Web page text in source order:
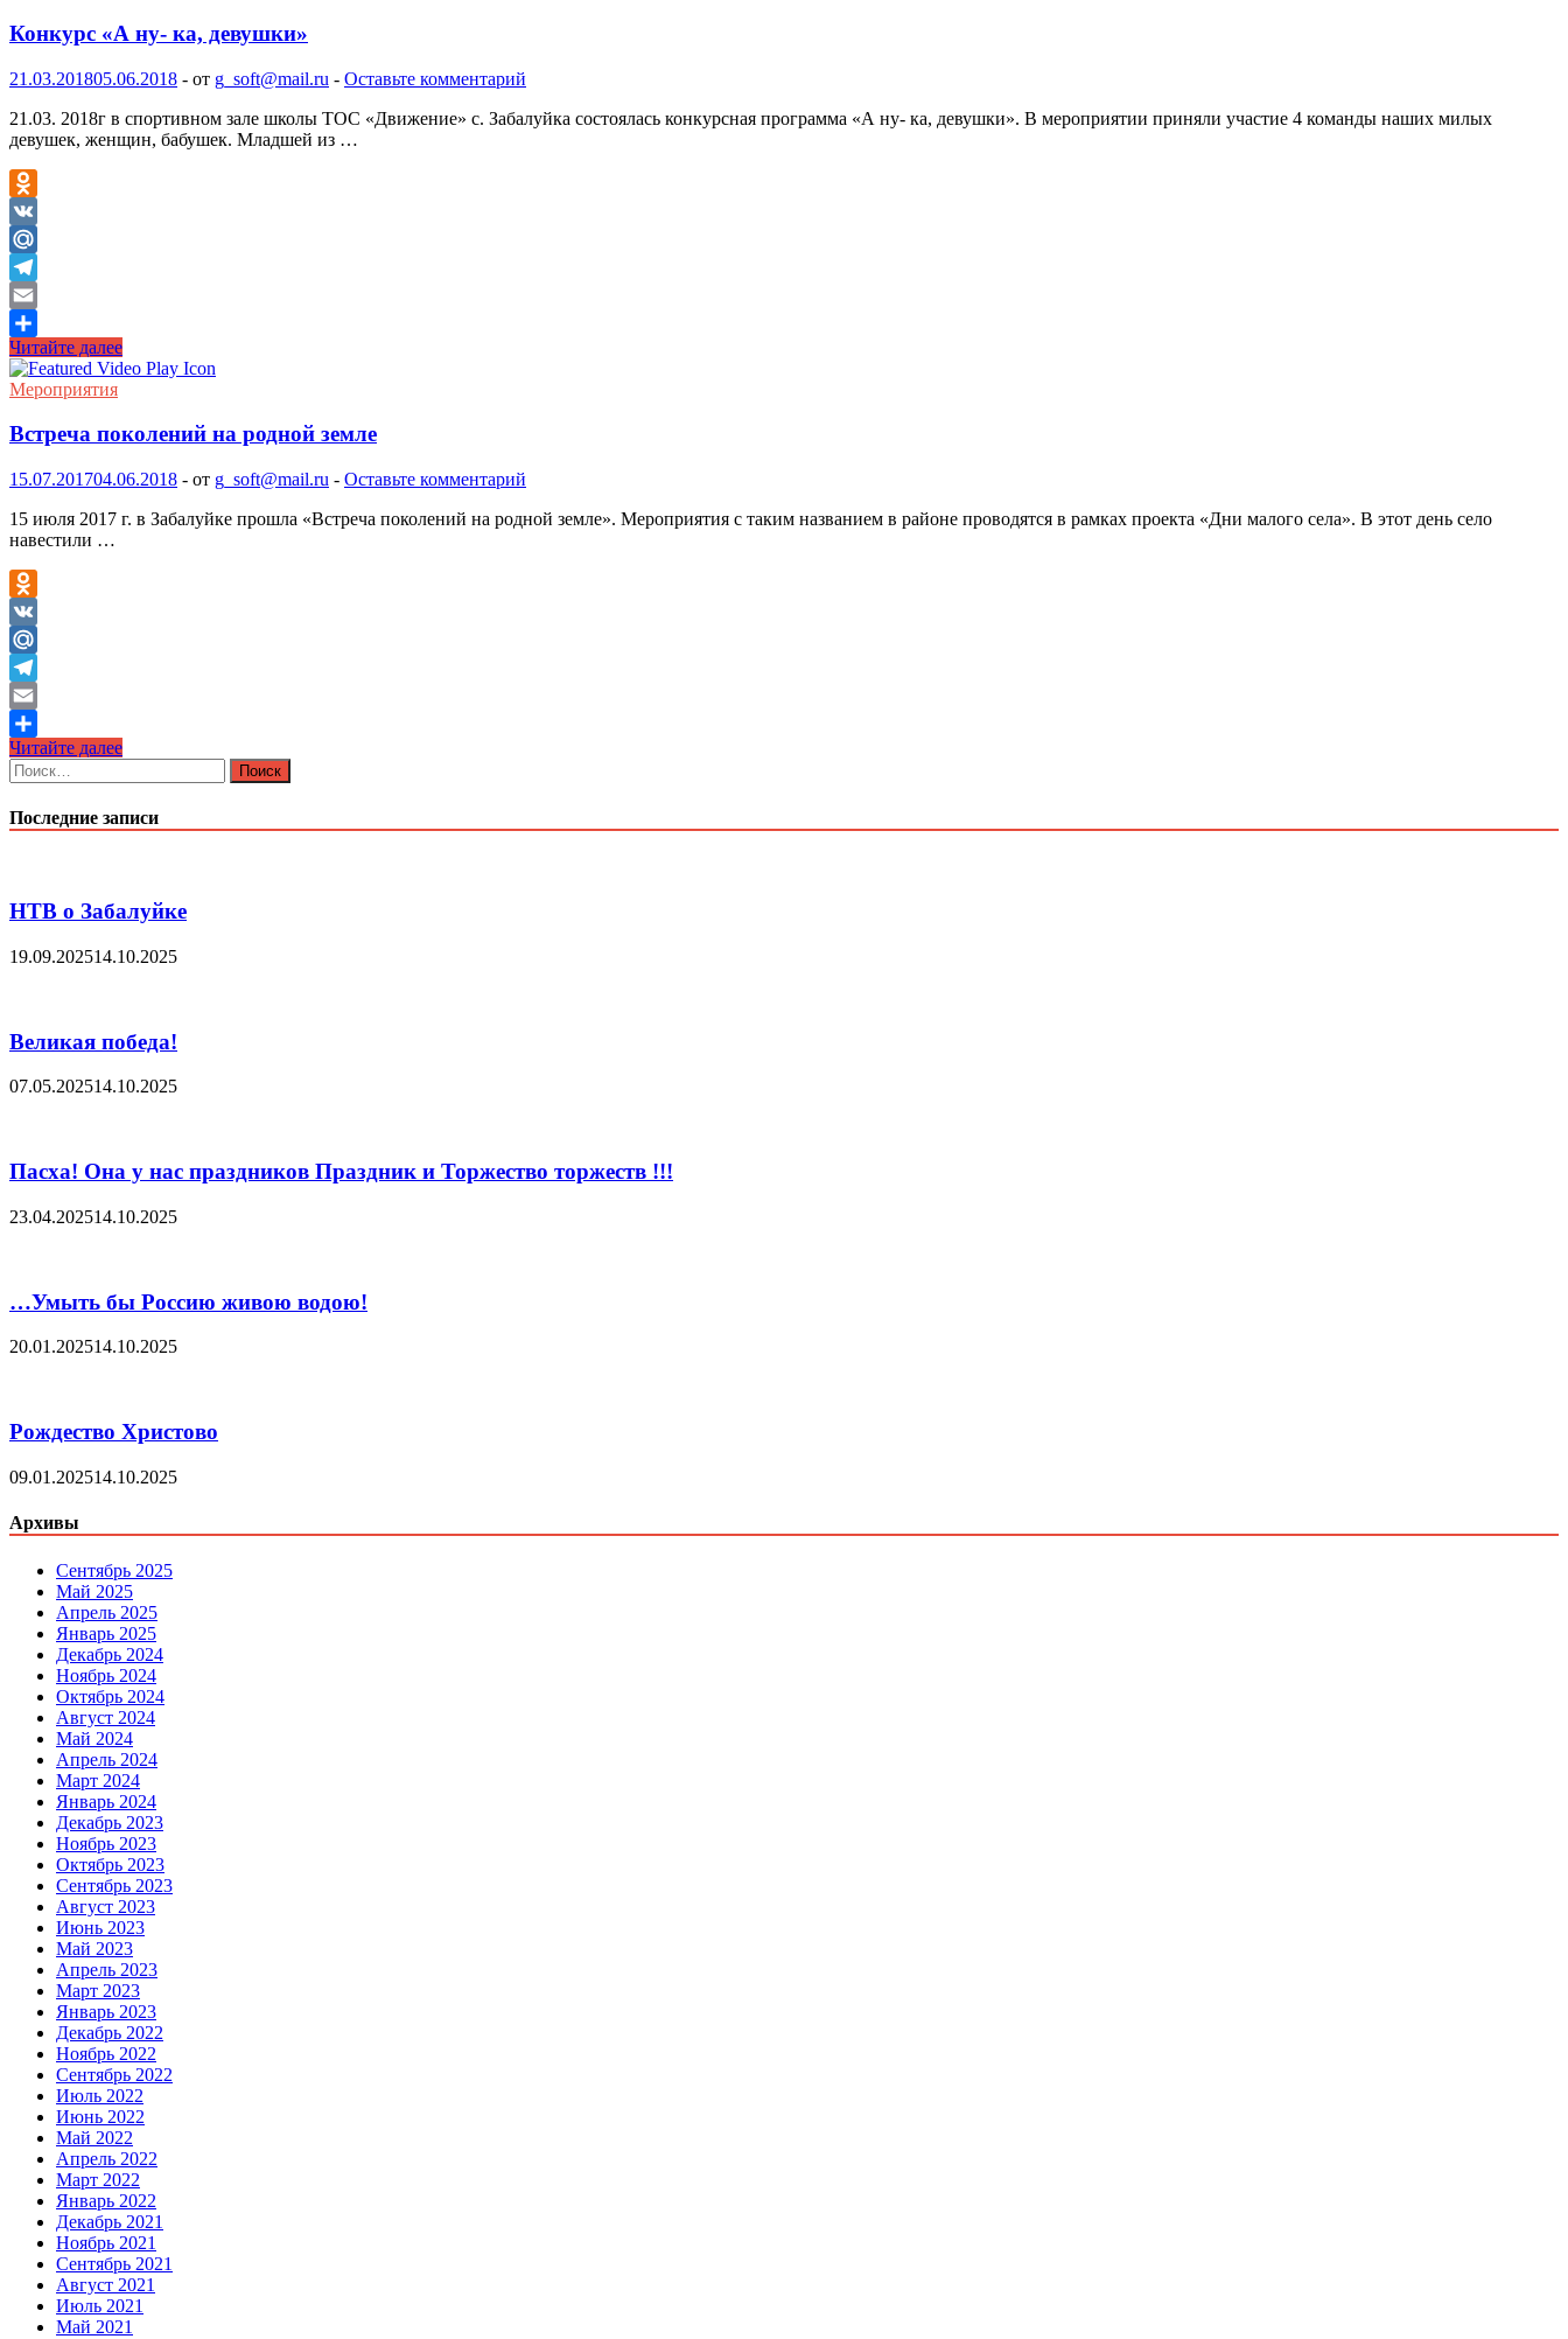
…
Конкурс «А ну- ка, девушки»
21.03.201805.06.2018 - от g_soft@mail.ru - Оставьте комментарий
21.03. 2018г в спортивном зале школы ТОС «Движение» с. Забалуйка состоялась конкурсная программа «А ну- ка, девушки». В мероприятии приняли участие 4 команды наших милых
девушек, женщин, бабушек. Младшей из …
Odnoklassniki
VK
Mail.Ru
Telegram
Email
Отправить
Конкурс
«А
ну-
девушки»
Читайте далее
Мероприятия
Встреча поколений на родной земле
15.07.201704.06.2018 - от g_soft@mail.ru - Оставьте комментарий
15 июля 2017 г. в Забалуйке прошла «Встреча поколений на родной земле». Мероприятия с таким названием в районе проводятся в рамках проекта «Дни малого села». В этот день село
навестили …
Odnoklassniki
VK
Mail.Ru
Telegram
Email
Отправить
Встреча
поколений
на
родной
земле
Читайте далее
Найти:
Последние записи
НТВ о Забалуйке
19.09.202514.10.2025
Великая победа!
07.05.202514.10.2025
Пасха! Она у нас праздников Праздник и Торжество торжеств !!!
23.04.202514.10.2025
…Умыть бы Россию живою водою!
20.01.202514.10.2025
Рождество Христово
09.01.202514.10.2025
Архивы
Сентябрь 2025
Май 2025
Апрель 2025
Январь 2025
Декабрь 2024
Ноябрь 2024
Октябрь 2024
Август 2024
Май 2024
Апрель 2024
Март 2024
Январь 2024
Декабрь 2023
Ноябрь 2023
Октябрь 2023
Сентябрь 2023
Август 2023
Июнь 2023
Май 2023
Апрель 2023
Март 2023
Январь 2023
Декабрь 2022
Ноябрь 2022
Сентябрь 2022
Июль 2022
Июнь 2022
Май 2022
Апрель 2022
Март 2022
Январь 2022
Декабрь 2021
Ноябрь 2021
Сентябрь 2021
Август 2021
Июль 2021
Май 2021